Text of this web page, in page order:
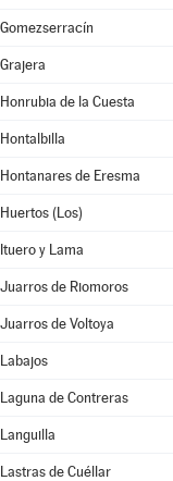
Gomezserracín
Grajera
Honrubia de la Cuesta
Hontalbilla
Hontanares de Eresma
Huertos (Los)
Ituero y Lama
Juarros de Riomoros
Juarros de Voltoya
Labajos
Laguna de Contreras
Languilla
Lastras de Cuéllar